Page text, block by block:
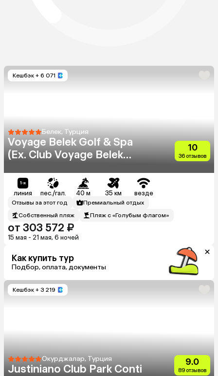
Кешбэк + 6 071
Белек, Турция
Voyage Belek Golf & Spa
(Ex. Club Voyage Belek
10
36 отзывов
линия пес./гал. 40 м 35 км везде
Отзывы за этот год
Премиальный отдых
Собственный пляж
Пляж с «Голубым флагом»
от 303 572 ₽
15 мая - 21 мая, 6 ночей
Как купить тур
Подбор, оплата, документы
Кешбэк + 3 219
Окурджалар, Турция
Justiniano Club Park Conti
9.0
89 отзывов